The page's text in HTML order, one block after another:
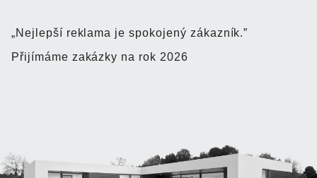
„Nejlepší reklama je spokojený zákazník.”
Přijímáme zakázky na rok 2026